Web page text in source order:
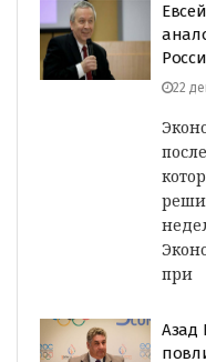
22
при
Азад